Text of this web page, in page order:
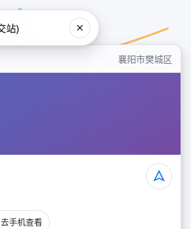
襄阳市樊城区
去手机查看